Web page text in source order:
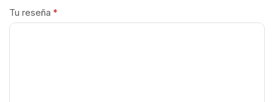
Tu reseña *